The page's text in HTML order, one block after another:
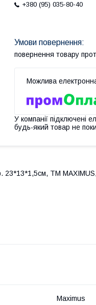
+380 (95) 035-80-40
повернення товару
У компанії підключені
будь-який товар не
ТМ
Maximus